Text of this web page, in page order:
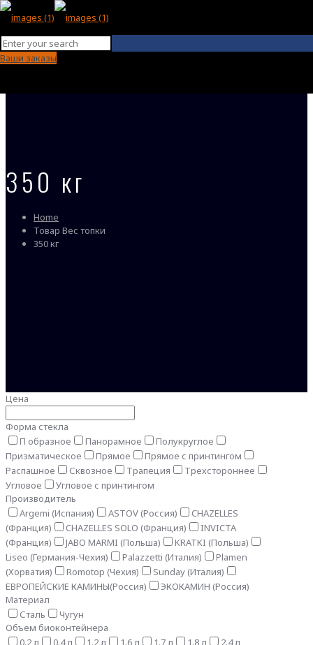
Ваши заказы
350 кг
Home
Товар Вес топки
350 кг
Цена
Форма стекла
П образное
Панорамное
Полукруглое
Призматическое
Прямое
Прямое с принтингом
Распашное
Сквозное Трапеция
Трехстороннее
Угловое
Угловое с принтингом
Производитель
Argemi (Испания)
ASTOV (Россия)
CHAZELLES
(Франция)
CHAZELLES SOLO (Франция)
INVICTA
(Франция)
JABO MARMI (Польша)
KRATKI (Польша)
Liseo (Германия-Чехия)
Palazzetti (Италия)
Plamen
(Хорватия)
Romotop (Чехия)
Sunday (Италия)
ЕВРОПЕЙСКИЕ КАМИНЫ(Россия)
ЭКОКАМИН (Россия)
Материал
Сталь
Чугун
Объем биоконтейнера
0.2 л
0.4 л 1.2 л 1.6 л 1.7 л 1.8 л
2.4 л